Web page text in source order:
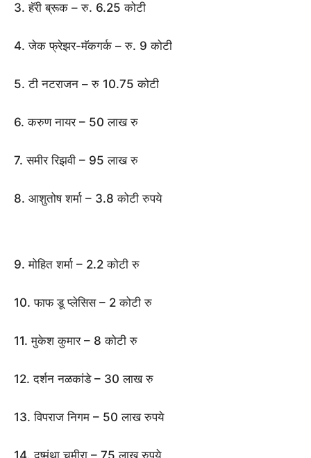
3. हॅरी ब्रूक – रु. 6.25 कोटी
4. जेक फ्रेझर-मॅकगर्क – रु. 9 कोटी
5. टी नटराजन – रु 10.75 कोटी
6. करुण नायर – 50 लाख रु
7. समीर रिझवी – 95 लाख रु
8. आशुतोष शर्मा – 3.8 कोटी रुपये
9. मोहित शर्मा – 2.2 कोटी रु
10. फाफ डू प्लेसिस – 2 कोटी रु
11. मुकेश कुमार – 8 कोटी रु
12. दर्शन नळकांडे – 30 लाख रु
13. विपराज निगम – 50 लाख रुपये